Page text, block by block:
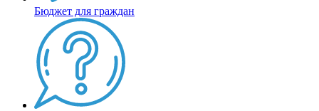
Бюджет для граждан